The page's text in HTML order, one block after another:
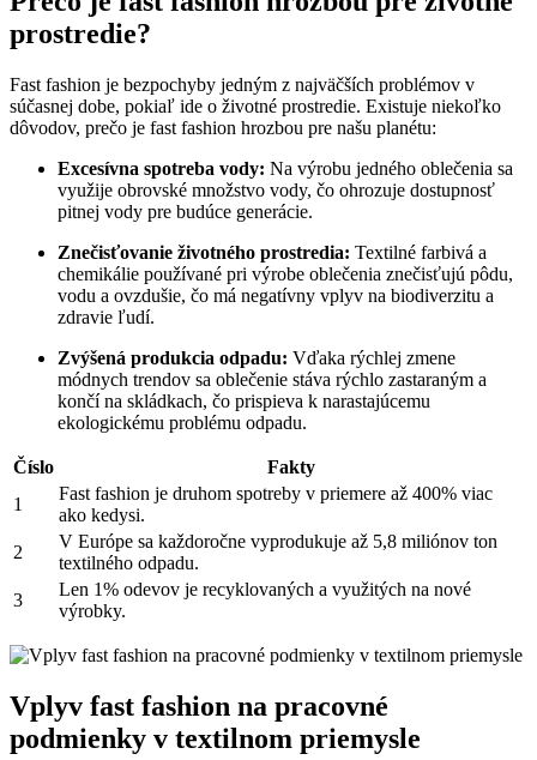
prostredie?
Fast fashion je bezpochyby jedným z najväčších problémov v
súčasnej dobe, pokiaľ ide o životné prostredie. Existuje niekoľko
dôvodov, prečo je fast fashion hrozbou pre našu planétu:
Excesívna spotreba vody: Na výrobu jedného oblečenia sa
využije obrovské množstvo vody, čo ohrozuje dostupnosť
pitnej vody pre budúce generácie.
Znečisťovanie životného prostredia: Textilné farbivá a
chemikálie používané pri výrobe oblečenia znečisťujú pôdu,
vodu a ovzdušie, čo má negatívny vplyv na biodiverzitu a
zdravie ľudí.
Zvýšená produkcia odpadu: Vďaka rýchlej zmene
módnych trendov sa oblečenie stáva rýchlo zastaraným a
končí na skládkach, čo prispieva k narastajúcemu
ekologickému problému odpadu.
Číslo
Fakty
1
Fast fashion je druhom spotreby v priemere až 400% viac
ako kedysi.
2
V Európe sa každoročne vyprodukuje až 5,8 miliónov ton
textilného odpadu.
3
Len 1% odevov je recyklovaných a využitých na nové
výrobky.
Vplyv fast fashion na pracovné
podmienky v textilnom priemysle